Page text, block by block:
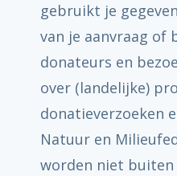
gebruikt je
van je aanvraag of
donateurs en
over (landelijke)
donatieverzoeken
Natuur en
worden niet buiten